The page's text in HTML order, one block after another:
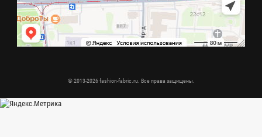
© 2013-2026 fashion-fabric.ru. Все права защищены.